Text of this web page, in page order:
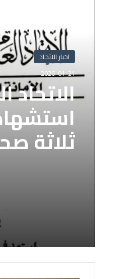
اخبار الاتحاد
2026-01-21
ثلاثة